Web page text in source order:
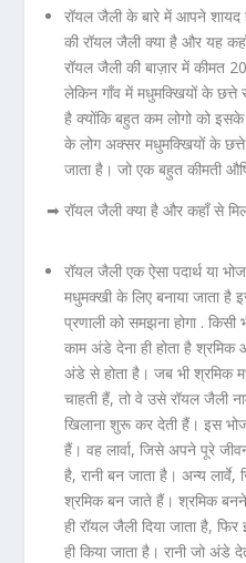
रॉयल जैली के बारे में आपने शायद
की रॉयल जैली क्या है और यह
रॉयल जैली की बाज़ार में कीमत
लेकिन गाँव में मधुमक्खियों के
है क्योंकि बहुत कम लोगो को इसके
के लोग अक्सर मधुमक्खियों के
जाता है। जो एक बहुत कीमती
➡ रॉयल जैली क्या है और कहाँ से
रॉयल जैली एक ऐसा पदार्थ या
मधुमक्खी के लिए बनाया जाता
प्रणाली को समझना होगा .
काम अंडे देना ही होता है श्रमिक
अंडे से होता है। जब भी श्रमिक
चाहती हैं, तो वे उसे रॉयल जैली
खिलाना शुरू कर देती हैं। इस
हैं। वह लार्वा, जिसे अपने पूरे
है, रानी बन जाता है। अन्य लार्वे,
श्रमिक बन जाते हैं। श्रमिक बनने
ही रॉयल जैली दिया जाता है,
ही किया जाता है। रानी जो अंडे